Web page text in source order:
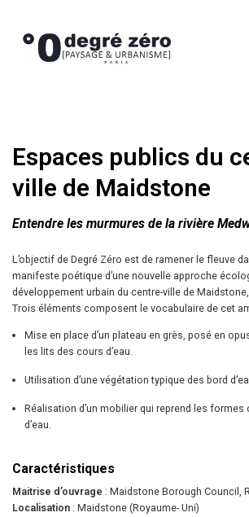
Espaces publics du
ville de Maidstone
Entendre les murmures de la rivière
L’objectif de Degré Zéro est de ramener le fleuve
manifeste poétique d’une nouvelle approche
développement urbain du centre-ville de Maidstone,
Trois éléments composent le vocabulaire de cet
Mise en place d’un plateau en grès, posé en
les lits des cours d’eau.
Utilisation d’une végétation typique des bord
Réalisation d’un mobilier qui reprend les
d’eau.
Caractéristiques
Maitrise d’ouvrage : Maidstone Borough Council,
Localisation : Maidstone (Royaume- Uni)